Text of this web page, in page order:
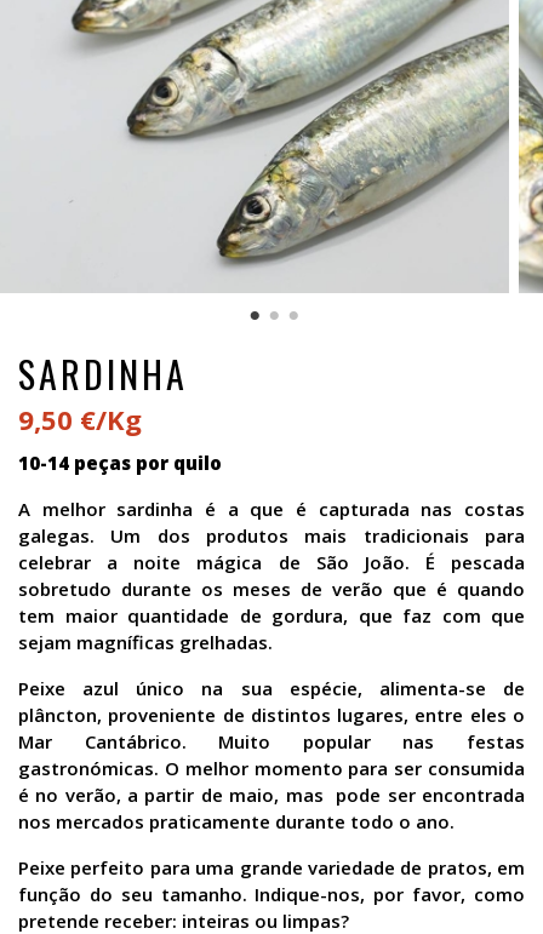
SARDINHA
9,50 €/Kg
10-14 peças por quilo
A melhor sardinha é a que é capturada nas costas
galegas. Um dos produtos mais tradicionais para
celebrar a noite mágica de São João. É pescada
sobretudo durante os meses de verão que é quando
tem maior quantidade de gordura, que faz com que
sejam magníficas grelhadas.
Peixe azul único na sua espécie, alimenta-se de
plâncton, proveniente de distintos lugares, entre eles o
Mar Cantábrico. Muito popular nas festas
gastronómicas. O melhor momento para ser consumida
é no verão, a partir de maio, mas pode ser encontrada
nos mercados praticamente durante todo o ano.
Peixe perfeito para uma grande variedade de pratos, em
função do seu tamanho. Indique-nos, por favor, como
pretende receber: inteiras ou limpas?